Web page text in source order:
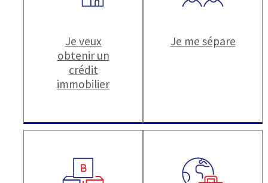
Je veux
obtenir un
crédit
immobilier
Je me sépare